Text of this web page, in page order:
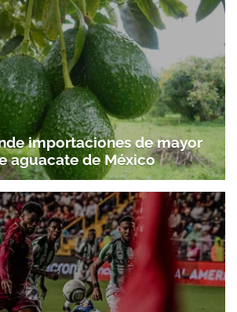
importaciones de mayor
aguacate de México